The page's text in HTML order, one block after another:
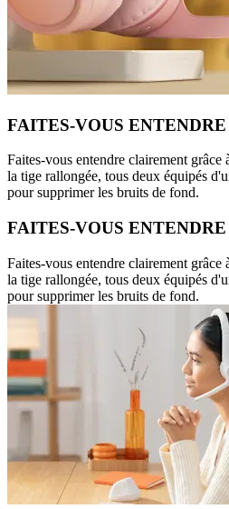
FAITES-VOUS
Faites-vous entendre clairement grâce
la tige rallongée, tous deux équipés
pour supprimer les bruits de fond.
FAITES-VOUS
Faites-vous entendre clairement grâce
la tige rallongée, tous deux équipés
pour supprimer les bruits de fond.